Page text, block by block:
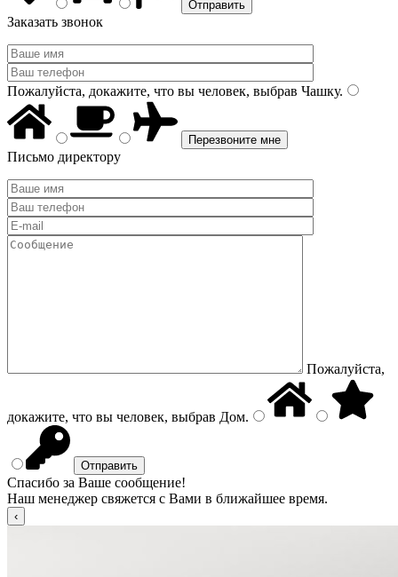
Заказать звонок
Пожалуйста, докажите, что вы человек, выбрав Чашку.
Письмо директору
Пожалуйста,
докажите, что вы человек, выбрав Дом.
Спасибо за Ваше сообщение!
Наш менеджер свяжется с Вами в ближайшее время.